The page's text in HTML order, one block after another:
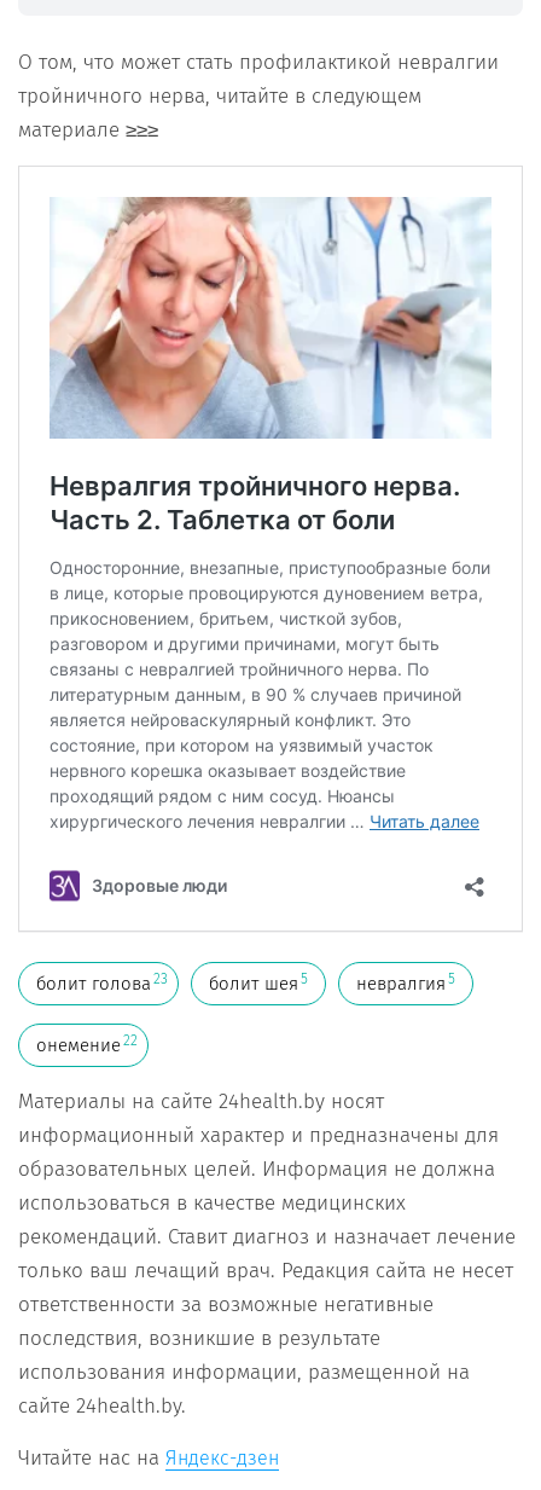
О том, что может стать профилактикой невралгии
тройничного нерва, читайте в следующем
материале ≥≥≥
болит голова 23 болит шея 5 невралгия 5
онемение22
Материалы на сайте 24health.by носят
информационный характер и предназначены для
образовательных целей. Информация не должна
использоваться в качестве медицинских
рекомендаций. Ставит диагноз и назначает лечение
только ваш лечащий врач. Редакция сайта не несет
ответственности за возможные негативные
последствия, возникшие в результате
использования информации, размещенной на
сайте 24health.by.
Читайте нас на Яндекс-дзен